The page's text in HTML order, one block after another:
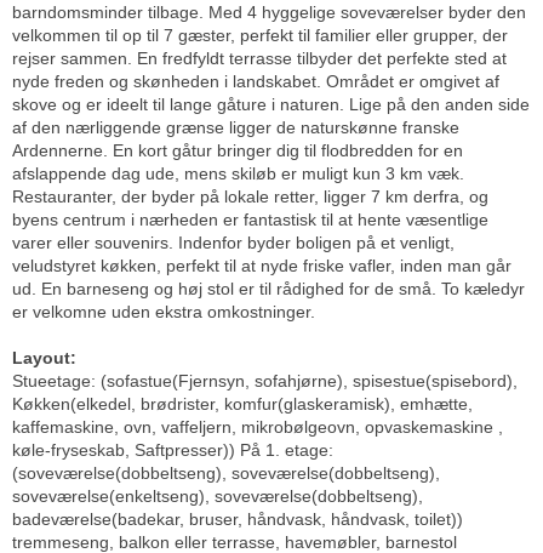
barndomsminder tilbage. Med 4 hyggelige soveværelser byder den
velkommen til op til 7 gæster, perfekt til familier eller grupper, der
rejser sammen. En fredfyldt terrasse tilbyder det perfekte sted at
nyde freden og skønheden i landskabet. Området er omgivet af
skove og er ideelt til lange gåture i naturen. Lige på den anden side
af den nærliggende grænse ligger de naturskønne franske
Ardennerne. En kort gåtur bringer dig til flodbredden for en
afslappende dag ude, mens skiløb er muligt kun 3 km væk.
Restauranter, der byder på lokale retter, ligger 7 km derfra, og
byens centrum i nærheden er fantastisk til at hente væsentlige
varer eller souvenirs. Indenfor byder boligen på et venligt,
veludstyret køkken, perfekt til at nyde friske vafler, inden man går
ud. En barneseng og høj stol er til rådighed for de små. To kæledyr
er velkomne uden ekstra omkostninger.
Layout:
Stueetage: (sofastue(Fjernsyn, sofahjørne), spisestue(spisebord),
Køkken(elkedel, brødrister, komfur(glaskeramisk), emhætte,
kaffemaskine, ovn, vaffeljern, mikrobølgeovn, opvaskemaskine ,
køle-fryseskab, Saftpresser)) På 1. etage:
(soveværelse(dobbeltseng), soveværelse(dobbeltseng),
soveværelse(enkeltseng), soveværelse(dobbeltseng),
badeværelse(badekar, bruser, håndvask, håndvask, toilet))
tremmeseng, balkon eller terrasse, havemøbler, barnestol